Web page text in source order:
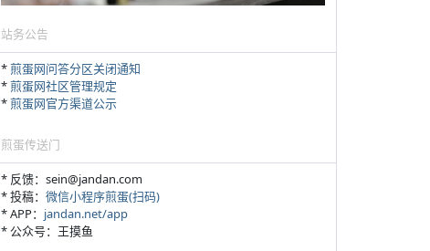
站务公告
*煎蛋网问答分区关闭通知
*煎蛋网社区管理规定
*煎蛋网官方渠道公示
煎蛋传送门
* 反馈：sein@jandan.com
* 投稿： 微信小程序煎蛋(扫码)
* APP： jandan.net/app
* 公众号：王摸鱼